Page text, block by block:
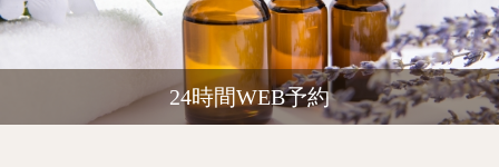
24時間WEB予約